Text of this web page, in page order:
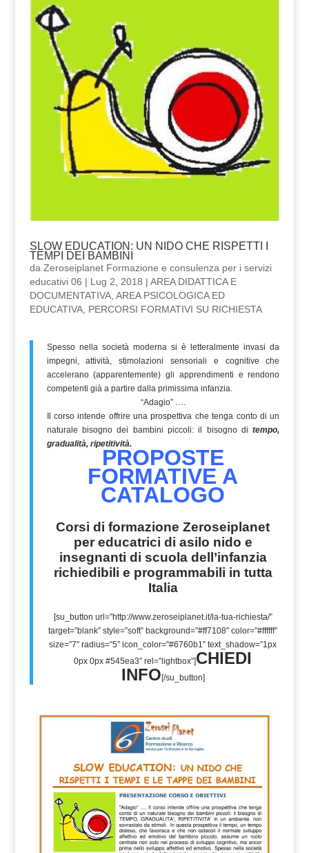
SLOW EDUCATION: UN NIDO CHE RISPETTI I
TEMPI DEI BAMBINI
da Zeroseiplanet Formazione e consulenza per i servizi
educativi 06 | Lug 2, 2018 | AREA DIDATTICA E
DOCUMENTATIVA, AREA PSICOLOGICA ED
EDUCATIVA, PERCORSI FORMATIVI SU RICHIESTA
Spesso nella società moderna si è letteralmente invasi da
impegni, attività, stimolazioni sensoriali e cognitive che
accelerano (apparentemente) gli apprendimenti e rendono
competenti già a partire dalla primissima infanzia.
“Adagio” ….
Il corso intende offrire una prospettiva che tenga conto di un
naturale bisogno dei bambini piccoli: il bisogno di tempo,
gradualità, ripetitività.
PROPOSTE
FORMATIVE A
CATALOGO
Corsi di formazione Zeroseiplanet
per educatrici di asilo nido e
insegnanti di scuola dell’infanzia
richiedibili e programmabili in tutta
Italia
[su_button url=”http://www.zeroseiplanet.it/la-tua-richiesta/”
target=”blank” style=”soft” background=”#ff7108″ color=”#ffffff”
size=”7″ radius=”5″ icon_color=”#6760b1″ text_shadow=”1px
0px 0px #545ea3″ rel=”lightbox”]CHIEDI
INFO [/su_button]